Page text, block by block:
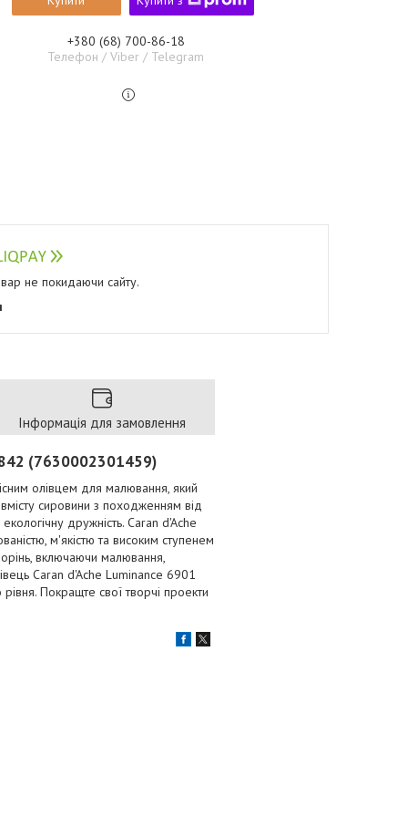
+380 (68) 700-86-18
Телефон / Viber / Telegram
не покидаючи сайту.
Інформація для замовлення
(7630002301459)
олівцем для малювання, який
сировини з походженням від
дружність. Caran d'Ache
м'якістю та високим ступенем
включаючи малювання,
Caran d'Ache Luminance 6901
Покращте свої творчі проекти